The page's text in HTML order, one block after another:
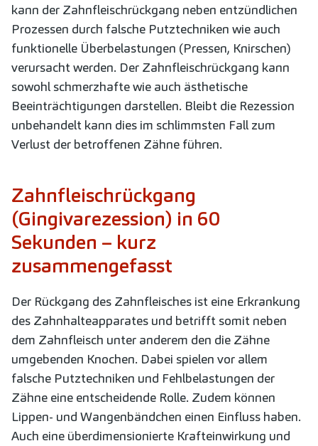
kann der Zahnfleischrückgang neben entzündlichen
Prozessen durch falsche Putztechniken wie auch
funktionelle Überbelastungen (Pressen, Knirschen)
verursacht werden. Der Zahnfleischrückgang kann
sowohl schmerzhafte wie auch ästhetische
Beeinträchtigungen darstellen. Bleibt die Rezession
unbehandelt kann dies im schlimmsten Fall zum
Verlust der betroffenen Zähne führen.
Zahnfleischrückgang
(Gingivarezession) in 60
Sekunden – kurz
zusammengefasst
Der Rückgang des Zahnfleisches ist eine Erkrankung
des Zahnhalteapparates und betrifft somit neben
dem Zahnfleisch unter anderem den die Zähne
umgebenden Knochen. Dabei spielen vor allem
falsche Putztechniken und Fehlbelastungen der
Zähne eine entscheidende Rolle. Zudem können
Lippen- und Wangenbändchen einen Einfluss haben.
Auch eine überdimensionierte Krafteinwirkung und